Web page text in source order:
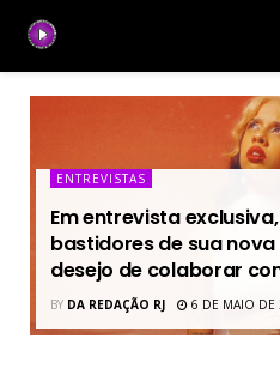
ENTREVISTAS
Em entrevista
bastidores de sua
desejo de colaborar
BY DA REDAÇÃO RJ 6 DE MAIO DE